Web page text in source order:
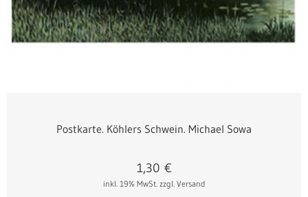
Postkarte. Köhlers Schwein. Michael Sowa
inkl. 19% MwSt. zzgl. Versand
1,30€